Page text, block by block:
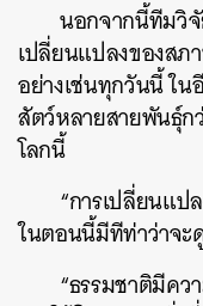
นอกจากนี้ทีมวิ
เปลี่ยนแปลงของสภ
อย่างเช่นทุกวันนี้ ใ
สัตว์หลายสายพันธ์ุก
โลกนี้
“การเปลี่ยนแ
ในตอนนี้มีทีท่าว่าจะ
“ธรรมชาติมีค